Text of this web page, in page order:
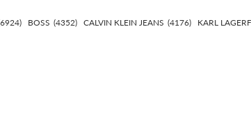
BOSS (4352) CALVIN KLEIN JEANS (4176) KARL